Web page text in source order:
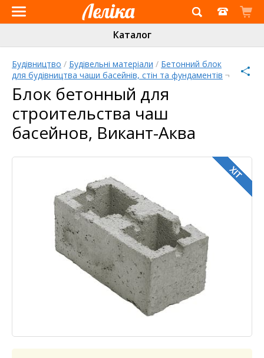
Інтернет-
магазин
«Леліка»
Каталог
Будівництво / Будівельні матеріали / Бетонний блок
для будівництва чаши басейнів, стін та фундаментів ¬
Pinterest
Twitter
Facebook
Блок бетонный для
строительства чаш
басейнов, Викант-Аква